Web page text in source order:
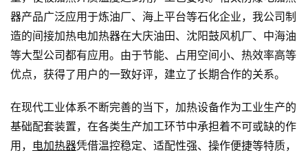
器产品广泛应用于炼油厂、海上平台等石化企业，我公司制
造的间接加热电加热器在大庆油田、沈阳鼓风机厂、中海油
等大型公司都有应用。由于节能、占用空间小、热效率高等
优点，获得了用户的一致好评，建立了长期合作的关系。
在现代工业体系不断完善的当下，加热设备作为工业生产的
基础配套装置，在各类生产加工环节中承担着不可或缺的作
用，
电加热器凭借温控稳定、适配性强、操作便捷等特质，